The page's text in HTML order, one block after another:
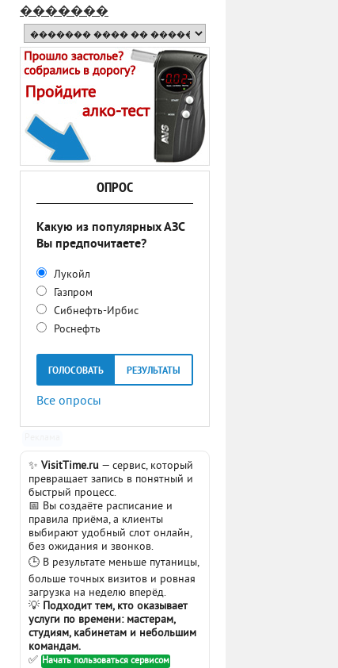
ОПРОС
Какую из популярных АЗС
Вы предпочитаете?
Лукойл
Газпром
Сибнефть-Ирбис
Роснефть
ГОЛОСОВАТЬ РЕЗУЛЬТАТЫ
Все опросы
✨ VisitTime.ru — сервис, который
превращает запись в понятный и
быстрый процесс.
📅 Вы создаёте расписание и
правила приёма, а клиенты
выбирают удобный слот онлайн,
без ожидания и звонков.
🕒 В результате меньше путаницы,
больше точных визитов и ровная
загрузка на неделю вперёд.
💡 Подходит тем, кто оказывает
услуги по времени: мастерам,
студиям, кабинетам и небольшим
командам.
✅ Начать пользоваться сервисом